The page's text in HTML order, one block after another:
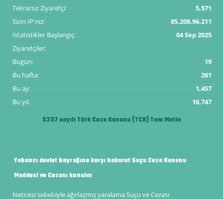
Tekrarsız Ziyaretçi:
5,571
Sizin IP'niz:
85.208.96.211
İstatistikler Başlangıç:
04 Sep 2025
Ziyaretçiler:
Bugün:
19
Bu hafta:
261
Bu ay:
1,457
Bu yıl:
16,747
5237 sayılı Türk Ceza Kanunu (TCK) Tam Metin
Yabancı devlet bayrağına karşı hakaret Suçu Ceza Kanunu
Maddesi ve Cezası konular
Neticesi sebebiyle ağırlaşmış yaralama Suçu ve Cezası